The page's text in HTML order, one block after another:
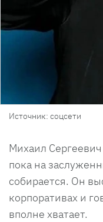
Источник: соцсети
Михаил
пока на
собирается. Он
корпоративах и
вполне хватает.